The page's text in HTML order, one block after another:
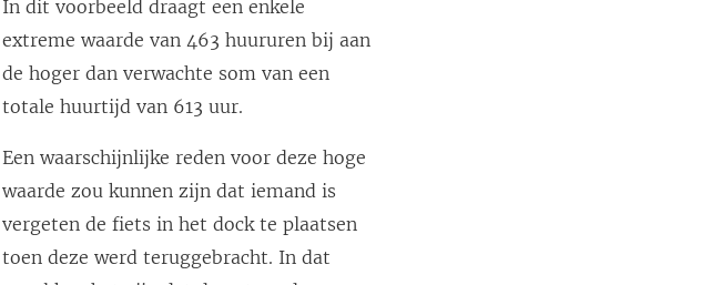
In dit voorbeeld draagt een enkele
extreme waarde van 463 huururen bij aan
de hoger dan verwachte som van een
totale huurtijd van 613 uur.
Een waarschijnlijke reden voor deze hoge
waarde zou kunnen zijn dat iemand is
vergeten de fiets in het dock te plaatsen
toen deze werd teruggebracht. In dat